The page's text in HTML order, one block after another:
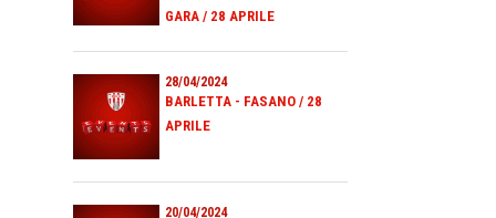
GARA / 28 APRILE
28/04/2024
BARLETTA - FASANO / 28
APRILE
20/04/2024